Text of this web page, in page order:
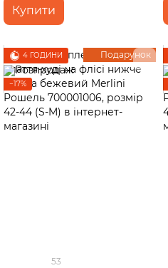
Купити
Подарунок
4 ГОДИНИ
−17%
53